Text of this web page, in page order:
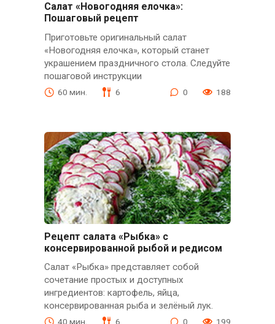
Салат «Новогодняя елочка»:
Пошаговый рецепт
Приготовьте оригинальный салат
«Новогодняя елочка», который станет
украшением праздничного стола. Следуйте
пошаговой инструкции
60 мин. 6 0 188
Рецепт салата «Рыбка» с
консервированной рыбой и редисом
Салат «Рыбка» представляет собой
сочетание простых и доступных
ингредиентов: картофель, яйца,
консервированная рыба и зелёный лук.
40 мин. 6 0 199